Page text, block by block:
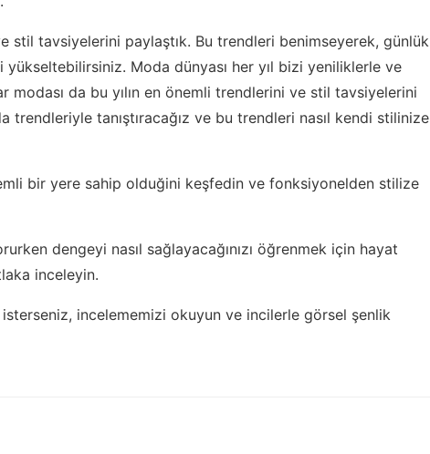
stil tavsiyelerini paylaştık. Bu trendleri benimseyerek, günlük
Moda dünyası her yıl bizi yeniliklerle ve
da bu yılın en önemli trendlerini ve stil tavsiyelerini
trendleriyle tanıştıracağız ve bu trendleri nasıl kendi stilinize
bir yere sahip olduğini keşfedin ve fonksiyonelden stilize
dengeyi nasıl sağlayacağınızı öğrenmek için hayat
inceleyin.
incelememizi okuyun ve incilerle görsel şenlik